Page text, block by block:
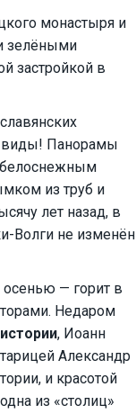
монастыря и
зелёными
застройкой в
виды! Панорамы
белоснежным
из труб и
лет назад, в
Волги не изменён
осенью — горит в
Недаром
, Иоанн
Александр
и красотой
из «столиц»